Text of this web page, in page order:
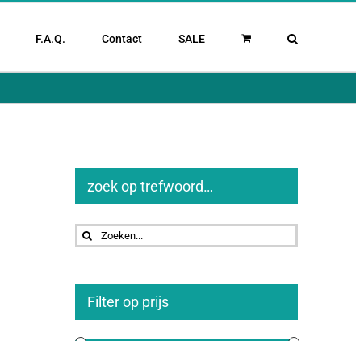
F.A.Q. Contact SALE
zoek op trefwoord…
Zoeken
naar:
Filter op prijs